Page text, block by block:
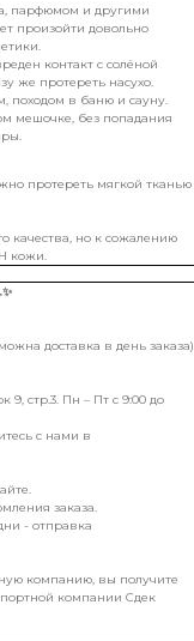
парфюмом и другими
произойти довольно
контакт с солёной
же протереть насухо.
походом в баню и сауну.
мешочке, без попадания
протереть мягкой тканью
качества, но к сожалению
кожи.
✨
доставка в день заказа)
стр.3. Пн – Пт с 9:00 до
с нами в
заказа.
- отправка
компанию, вы получите
компании Сдек